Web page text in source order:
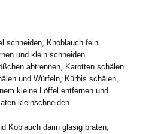
schneiden, Knoblauch fein
und klein schneiden.
abtrennen, Karotten schälen
und Würfeln, Kürbis schälen,
kleine Löffel entfernen und
kleinschneiden.
Koblauch darin glasig braten,